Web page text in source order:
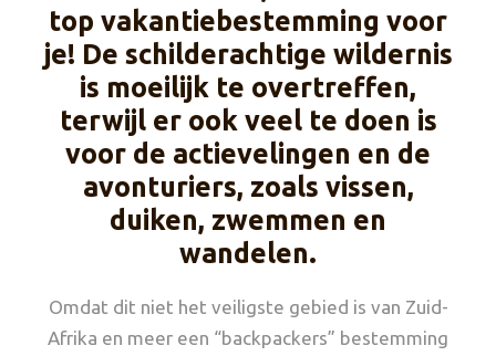
top vakantiebestemming voor
je! De schilderachtige wildernis
is moeilijk te overtreffen,
terwijl er ook veel te doen is
voor de actievelingen en de
avonturiers, zoals vissen,
duiken, zwemmen en
wandelen.
Omdat dit niet het veiligste gebied is van Zuid-
Afrika en meer een “backpackers” bestemming